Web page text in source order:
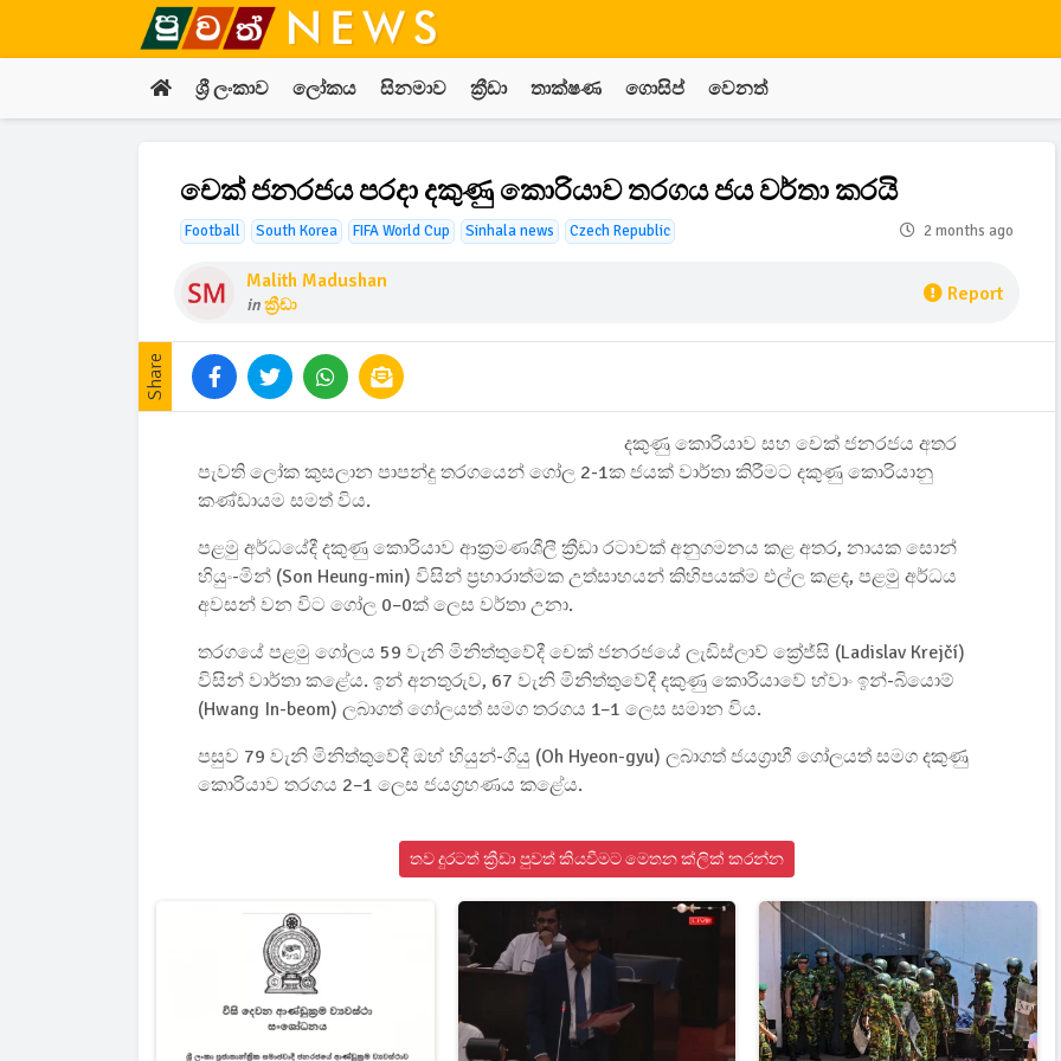
ශ්‍රී ලංකාව ලෝකය සිනමාව ක්‍රීඩා තාක්ෂණ ගොසිප් වෙනත්
චෙක් ජනරජය පරදා දකුණු කොරියාව තරගය ජය වර්තා කරයි
Football South Korea FIFA World Cup Sinhala news Czech Republic 2 months ago
Malith Madushan
inක්‍රීඩා Report
Share
දකුණු කොරියාව සහ චෙක් ජනරජය අතර
පැවති ලෝක කුසලාන පාපන්දු තරගයෙන් ගෝල 2-1ක ජයක් වාර්තා කිරීමට දකුණු කොරියානු
කණ්ඩායම සමත් විය.
පළමු අර්ධයේදී දකුණු කොරියාව ආක්‍රමණශීලී ක්‍රීඩා රටාවක් අනුගමනය කළ අතර, නායක සොන්
හියුං-මින් (Son Heung-min) විසින් ප්‍රහාරාත්මක උත්සාහයන් කිහිපයක්ම එල්ල කළද, පළමු අර්ධය
අවසන් වන විට ගෝල 0–0ක් ලෙස වර්තා උනා.
තරගයේ පළමු ගෝලය 59 වැනි මිනිත්තුවේදී චෙක් ජනරජයේ ලැඩිස්ලාව් ක්‍රේජ්සි (Ladislav Krejčí)
විසින් වාර්තා කළේය. ඉන් අනතුරුව, 67 වැනි මිනිත්තුවේදී දකුණු කොරියාවේ හ්වාං ඉන්-බියොම්
(Hwang In-beom) ලබාගත් ගෝලයත් සමග තරගය 1–1 ලෙස සමාන විය.
පසුව 79 වැනි මිනිත්තුවේදී ඔහ් හියුන්-ගියු (Oh Hyeon-gyu) ලබාගත් ජයග්‍රාහී ගෝලයත් සමග දකුණු
කොරියාව තරගය 2–1 ලෙස ජයග්‍රහණය කළේය.
තව දුරටත් ක්‍රීඩා පුවත් කියවීමට මෙතන ක්ලික් කරන්න